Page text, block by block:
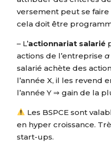
versement peut se
cela doit être
– L’actionnariat salarié
actions de l’entreprise a
salarié achète des
l’année X, il les revend
l’année Y ⇒ gain de la
Les BSPCE sont
en hyper croissance.
start-ups.